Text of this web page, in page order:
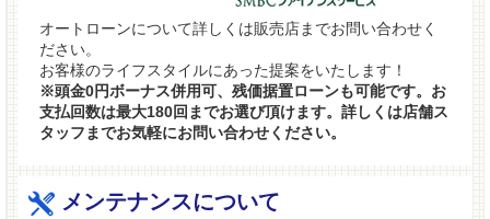
オートローンについて詳しくは販売店までお問い合わせく
ださい。
お客様のライフスタイルにあった提案をいたします！
※頭金0円ボーナス併用可、残価据置ローンも可能です。お
支払回数は最大180回までお選び頂けます。詳しくは店舗ス
タッフまでお気軽にお問い合わせください。
メンテナンスについて